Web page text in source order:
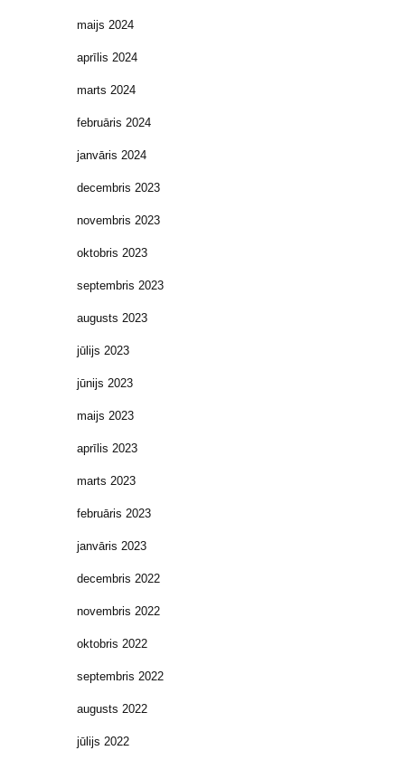
maijs 2024
aprīlis 2024
marts 2024
februāris 2024
janvāris 2024
decembris 2023
novembris 2023
oktobris 2023
septembris 2023
augusts 2023
jūlijs 2023
jūnijs 2023
maijs 2023
aprīlis 2023
marts 2023
februāris 2023
janvāris 2023
decembris 2022
novembris 2022
oktobris 2022
septembris 2022
augusts 2022
jūlijs 2022